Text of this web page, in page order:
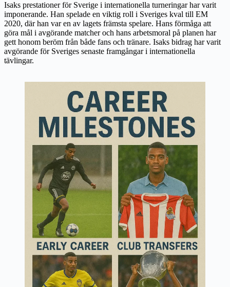
Isaks prestationer för Sverige i internationella turneringar har varit
imponerande. Han spelade en viktig roll i Sveriges kval till EM
2020, där han var en av lagets främsta spelare. Hans förmåga att
göra mål i avgörande matcher och hans arbetsmoral på planen har
gett honom beröm från både fans och tränare. Isaks bidrag har varit
avgörande för Sveriges senaste framgångar i internationella
tävlingar.